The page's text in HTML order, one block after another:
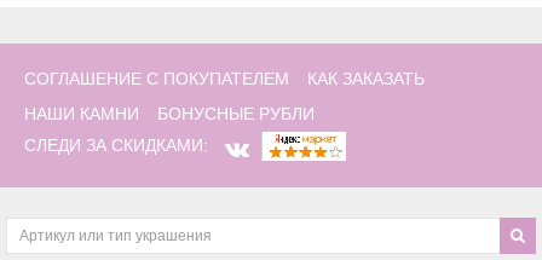
СОГЛАШЕНИЕ С ПОКУПАТЕЛЕМ
КАК ЗАКАЗАТЬ
НАШИ КАМНИ
БОНУСНЫЕ РУБЛИ
СЛЕДИ ЗА СКИДКАМИ: